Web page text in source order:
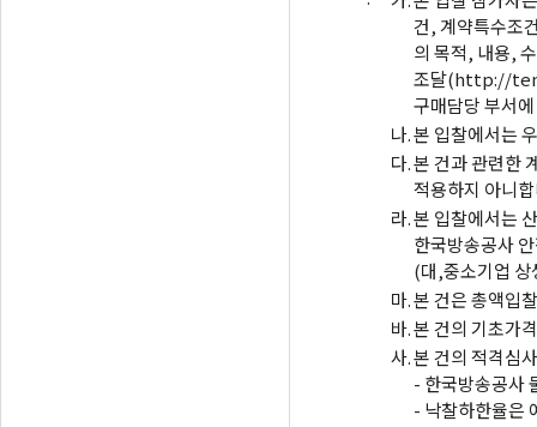
건, 계약특수조
의 목적, 내용,
조달(http://
구매담당 부서
나.본 입찰에서는
다.본 건과 관련한
적용하지 아니
라.본 입찰에서는
한국방송공사
(대,중소기업 상
마.본 건은 총액입
바.본 건의 기초가
사.본 건의 적격심
- 한국방송공사
- 낙찰하한율은